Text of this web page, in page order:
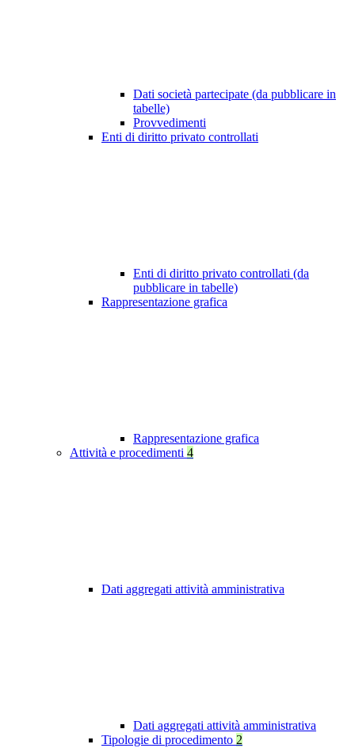
Dati società partecipate (da pubblicare in
tabelle)
Provvedimenti
Enti di diritto privato controllati
Enti di diritto privato controllati (da
pubblicare in tabelle)
Rappresentazione grafica
Rappresentazione grafica
Attività e procedimenti 4
Dati aggregati attività amministrativa
Dati aggregati attività amministrativa
Tipologie di procedimento 2